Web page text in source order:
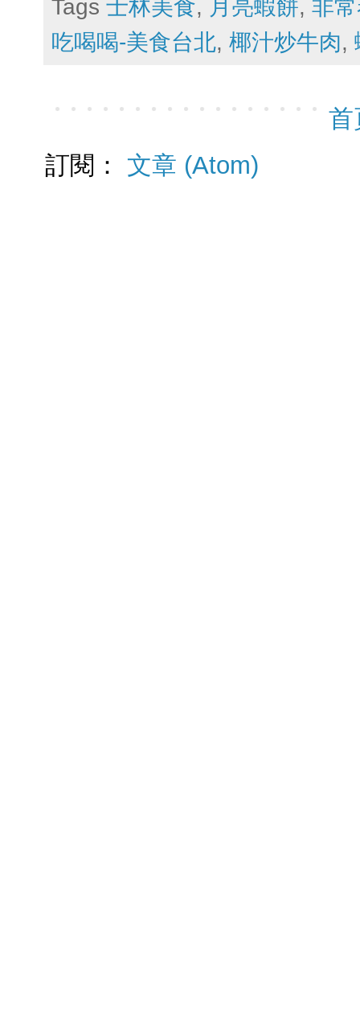
Tags 士林美食, 月亮蝦餅, 非
吃喝喝-美食台北, 椰汁炒牛肉,
首
訂閱： 文章 (Atom)